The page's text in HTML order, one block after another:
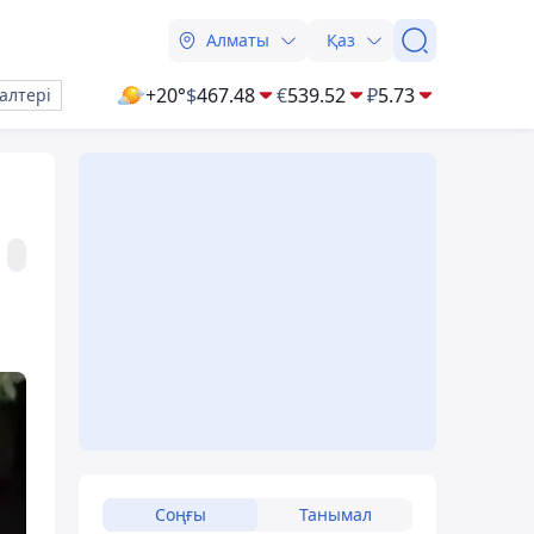
Алматы Қаз
+20°$467.48 €539.52 ₽5.73
Соңғы Танымал